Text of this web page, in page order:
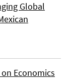
Global
Economics